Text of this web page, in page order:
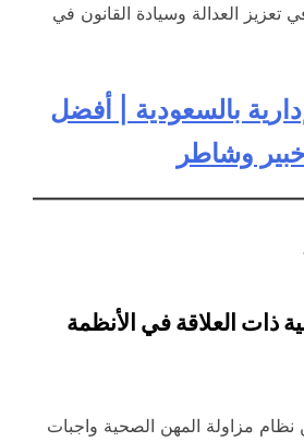
تعزيز العدالة وسيادة القانون في
بالسعودية | أفضل
وشاطر
ذات العلاقة في الأنظمة
المادة 28 من نظام مزاولة المهن الصحية واجبات